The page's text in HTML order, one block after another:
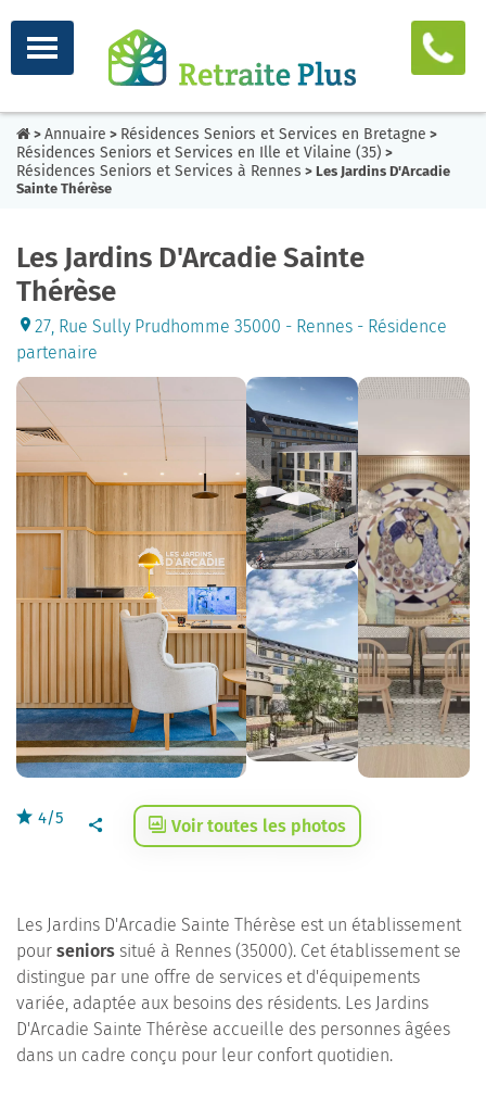
> Annuaire > Résidences Seniors et Services en Bretagne >
Résidences Seniors et Services en Ille et Vilaine (35) >
Résidences Seniors et Services à Rennes > Les Jardins D'Arcadie
Sainte Thérèse
Les Jardins D'Arcadie Sainte
Thérèse
27, Rue Sully Prudhomme 35000 - Rennes - Résidence
partenaire
4/5 Voir toutes les photos
Les Jardins D'Arcadie Sainte Thérèse est un établissement
pour seniors situé à Rennes (35000). Cet établissement se
distingue par une offre de services et d'équipements
variée, adaptée aux besoins des résidents. Les Jardins
D'Arcadie Sainte Thérèse accueille des personnes âgées
dans un cadre conçu pour leur confort quotidien.